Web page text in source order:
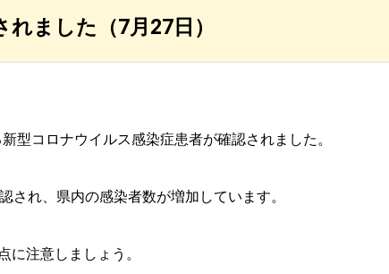
ました（7月27日）
型コロナウイルス感染症患者が確認されました。
され、県内の感染者数が増加しています。
に注意しましょう。